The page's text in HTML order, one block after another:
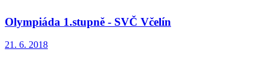
Olympiáda 1.stupně - SVČ Včelín
21. 6. 2018